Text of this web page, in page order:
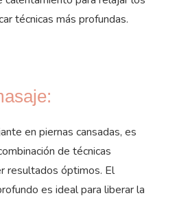
técnicas más profundas.
en piernas cansadas, es
de técnicas
resultados óptimos. El
es ideal para liberar la